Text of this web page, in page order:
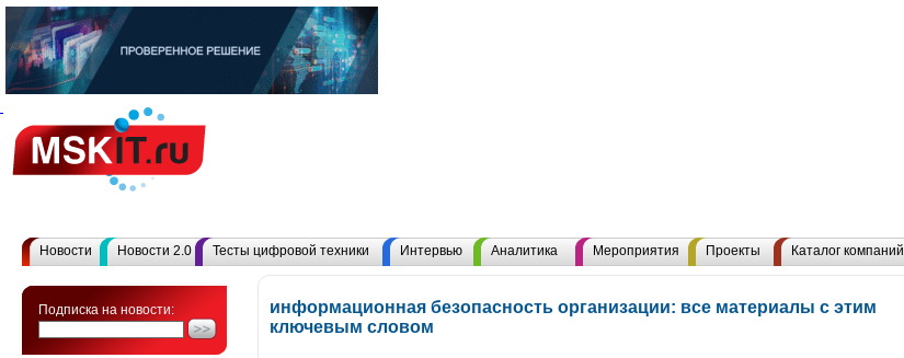
Новости Новости 2.0 Тесты цифровой техники Интервью Аналитика Мероприятия Проекты Каталог компаний
Подписка на новости:
информационная безопасность организации: все материалы с этим
ключевым словом